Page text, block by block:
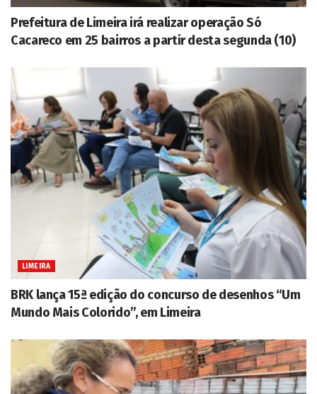
Prefeitura de Limeira irá realizar operação Só
Cacareco em 25 bairros a partir desta segunda (10)
LIMEIRA
BRK lança 15ª edição do concurso de desenhos “Um
Mundo Mais Colorido”, em Limeira